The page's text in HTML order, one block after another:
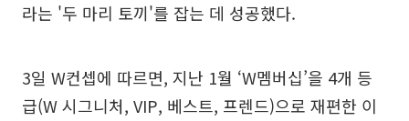
라는 '두 마리 토끼'를 잡는 데 성공했다.
3일 W컨셉에 따르면, 지난 1월 ‘W멤버십’을 4개 등
급(W 시그니처, VIP, 베스트, 프렌드)으로 재편한 이